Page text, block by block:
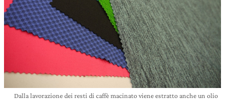
Dalla lavorazione dei resti di caffè macinato viene estratto anche un olio